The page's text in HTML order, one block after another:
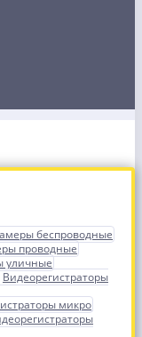
беспроводные
проводные
уличные
Видеорегистраторы
микро